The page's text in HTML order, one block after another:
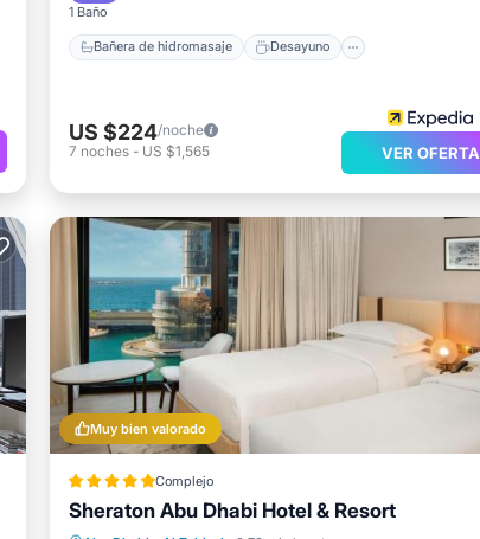
1 Baño
Bañera de hidromasaje Desayuno
US $224/noche
7 noches - US $1,565 VER OFERTA
Muy bien valorado
Complejo
Sheraton Abu Dhabi Hotel & Resort